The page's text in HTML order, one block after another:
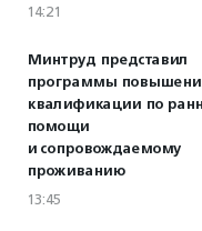
14:21
Минтруд представил
программы
квалификации по
помощи
и сопровождаемому
проживанию
13:45